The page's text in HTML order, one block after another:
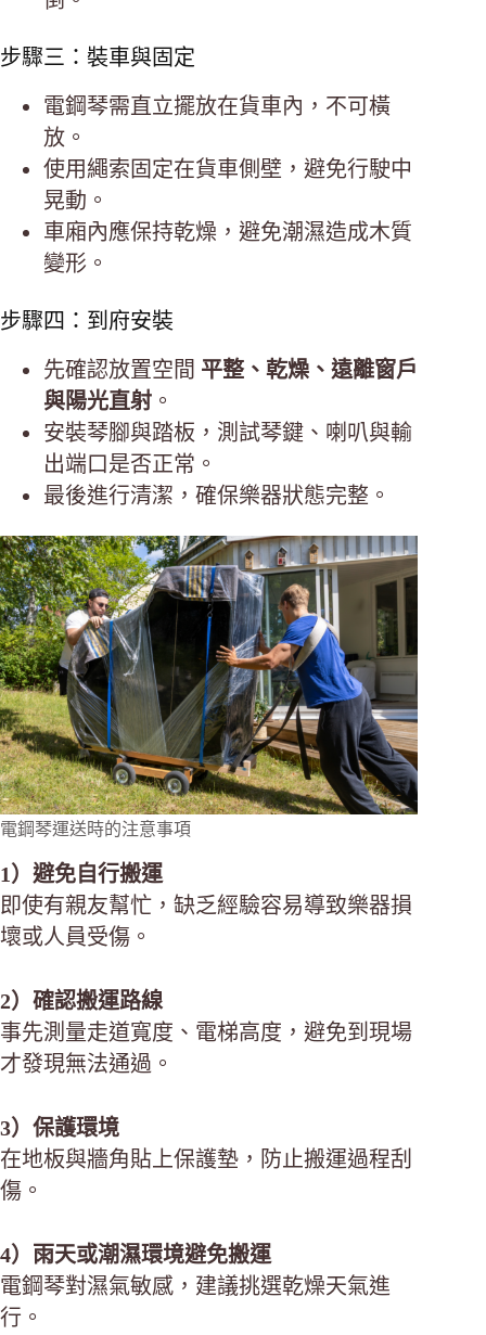
步驟三：裝車與固定
電鋼琴需直立擺放在貨車內，不可橫
放。
使用繩索固定在貨車側壁，避免行駛中
晃動。
車廂內應保持乾燥，避免潮濕造成木質
變形。
步驟四：到府安裝
先確認放置空間 平整、乾燥、遠離窗戶
與陽光直射 。
安裝琴腳與踏板，測試琴鍵、喇叭與輸
出端口是否正常。
最後進行清潔，確保樂器狀態完整。
電鋼琴運送時的注意事項
1）避免自行搬運
即使有親友幫忙，缺乏經驗容易導致樂器損
壞或人員受傷。
2）確認搬運路線
事先測量走道寬度、電梯高度，避免到現場
才發現無法通過。
3）保護環境
在地板與牆角貼上保護墊，防止搬運過程刮
傷。
4）雨天或潮濕環境避免搬運
電鋼琴對濕氣敏感，建議挑選乾燥天氣進
行。